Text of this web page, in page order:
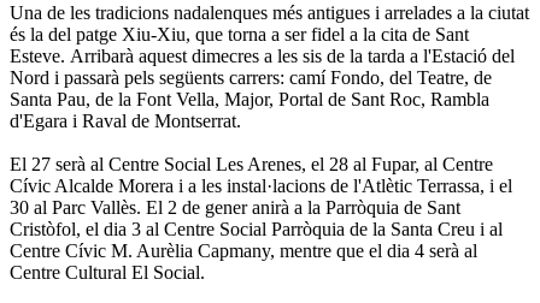
Una de les tradicions nadalenques més antigues i arrelades a la ciutat
és la del patge Xiu-Xiu, que torna a ser fidel a la cita de Sant
Esteve. Arribarà aquest dimecres a les sis de la tarda a l'Estació del
Nord i passarà pels següents carrers: camí Fondo, del Teatre, de
Santa Pau, de la Font Vella, Major, Portal de Sant Roc, Rambla
d'Egara i Raval de Montserrat.
El 27 serà al Centre Social Les Arenes, el 28 al Fupar, al Centre
Cívic Alcalde Morera i a les instal·lacions de l'Atlètic Terrassa, i el
30 al Parc Vallès. El 2 de gener anirà a la Parròquia de Sant
Cristòfol, el dia 3 al Centre Social Parròquia de la Santa Creu i al
Centre Cívic M. Aurèlia Capmany, mentre que el dia 4 serà al
Centre Cultural El Social.